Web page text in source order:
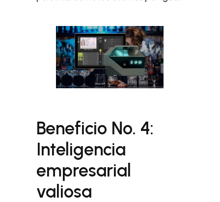
Beneficio No. 4:
Inteligencia
empresarial
valiosa